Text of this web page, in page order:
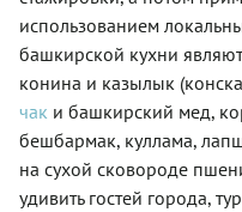
использованием
башкирской кухни
конина и казылык
чак и башкирский мед,
бешбармак, куллама,
на сухой сковороде
удивить гостей города,